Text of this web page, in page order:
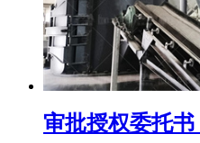
审批授权委托书